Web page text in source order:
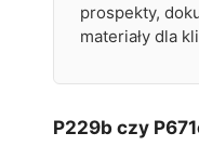
prospekty,
materiały dla
P229b czy